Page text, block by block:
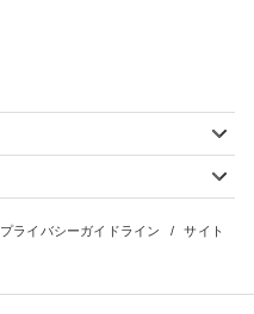
プライバシーガイドライン
サイト